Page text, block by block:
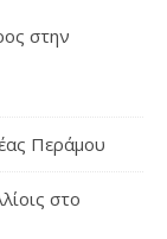
στην
Περάμου
στο